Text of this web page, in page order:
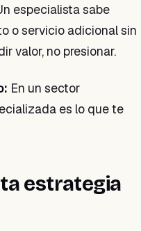
especialista sabe
o servicio adicional sin
valor, no presionar.
En un sector
es lo que te
estrategia